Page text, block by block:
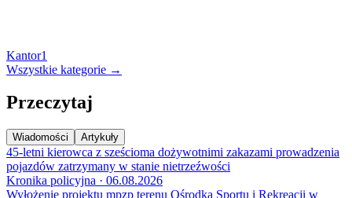
Kantor1
Wszystkie kategorie →
Przeczytaj
Wiadomości Artykuły
45-letni kierowca z sześcioma dożywotnimi zakazami prowadzenia
pojazdów zatrzymany w stanie nietrzeźwości
Kronika policyjna · 06.08.2026
Wyłożenie projektu mpzp terenu Ośrodka Sportu i Rekreacji w